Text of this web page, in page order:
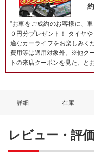
”お車をご成約のお客様に、
０円分プレゼント！ タイヤ
適なカーライフをお楽しみく
費用等は適用対象外。※他ク
トの来店クーポンを見た、と
詳細 在庫
レビュー・評